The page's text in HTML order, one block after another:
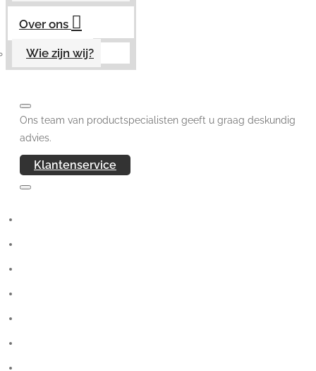
Over ons
Wie zijn wij?
Ons team van productspecialisten geeft u graag deskundig
advies.
Klantenservice